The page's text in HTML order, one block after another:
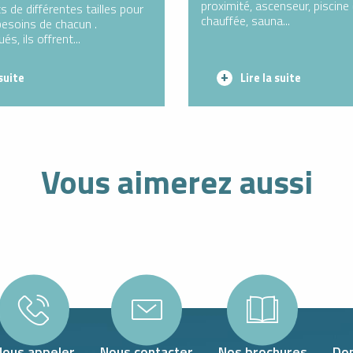
de différentes tailles pour
de chacun .
ils offrent...
proximité, ascenseur,
chauffée, sauna...
Lire la suite
Vous aimerez aussi